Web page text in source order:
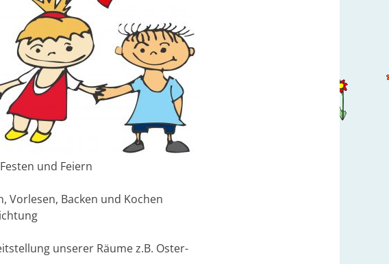
und Feiern
Vorlesen, Backen und Kochen
unserer Räume z.B. Oster-